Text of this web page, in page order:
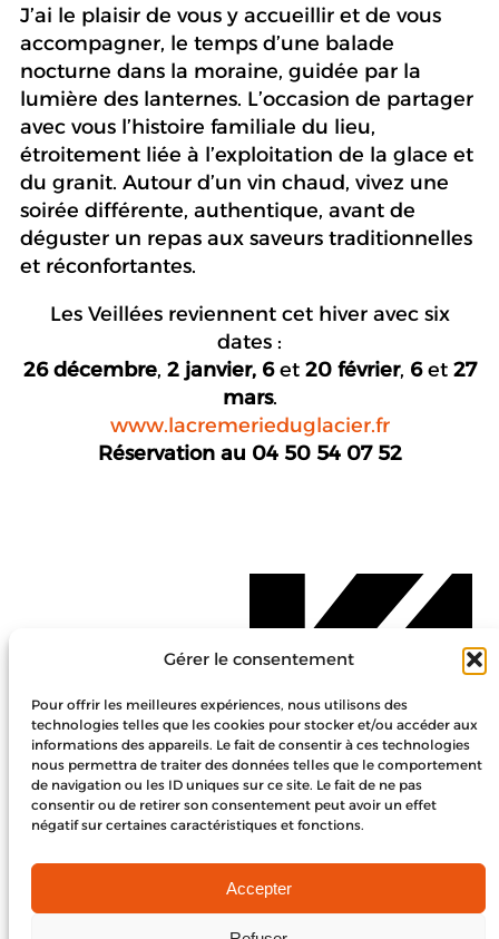
Gérer le consentement
Pour offrir les meilleures expériences, nous utilisons des
technologies telles que les cookies pour stocker et/ou accéder aux
informations des appareils. Le fait de consentir à ces technologies
nous permettra de traiter des données telles que le comportement
de navigation ou les ID uniques sur ce site. Le fait de ne pas
consentir ou de retirer son consentement peut avoir un effet
négatif sur certaines caractéristiques et fonctions.
Accepter
J’ai le plaisir de vous y accueillir et de vous
accompagner, le temps d’une balade
nocturne dans la moraine, guidée par la
lumière des lanternes. L’occasion de partager
avec vous l’histoire familiale du lieu,
étroitement liée à l’exploitation de la glace et
du granit. Autour d’un vin chaud, vivez une
soirée différente, authentique, avant de
déguster un repas aux saveurs traditionnelles
et réconfortantes.
Les Veillées reviennent cet hiver avec six
dates :
26 décembre, 2 janvier, 6et 20 février, 6et 27
mars.
www.lacremerieduglacier.fr
Réservation au 04 50 54 07 52
CONTACT